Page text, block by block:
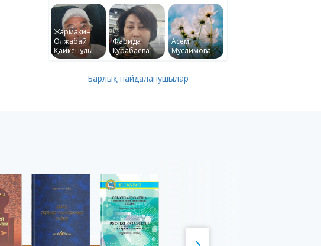
Жармакин
Олжабай
Қайкенұлы
Фарида
Курабаева
Асем
Муслимова
Барлық пайдаланушылар